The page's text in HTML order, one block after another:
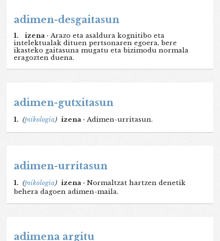
adimen-desgaitasun
1. izena · Arazo eta asaldura kognitibo eta
intelektualak dituen pertsonaren egoera, bere
ikasteko gaitasuna mugatu eta bizimodu normala
eragozten duena.
adimen-gutxitasun
1. (psikologia) izena · Adimen-urritasun.
adimen-urritasun
1. (psikologia) izena · Normaltzat hartzen denetik
behera dagoen adimen-maila.
adimena argitu